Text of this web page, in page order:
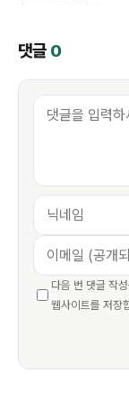
댓글 0
다음 번 댓글 작
웹사이트를 저장